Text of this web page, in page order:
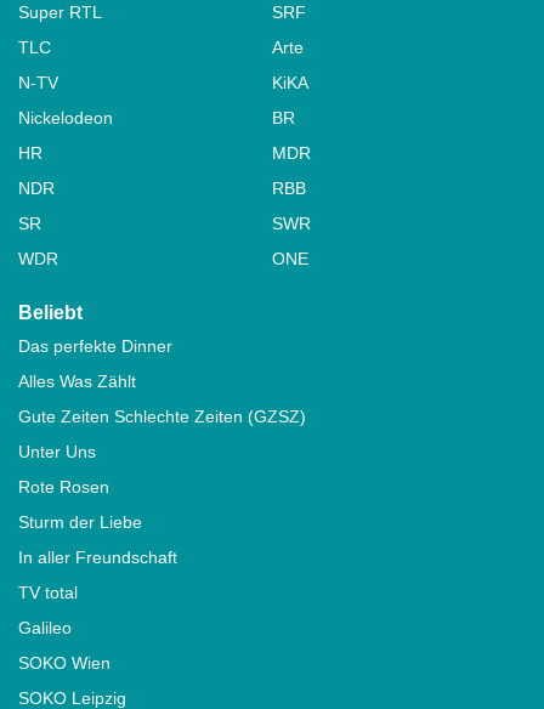
Super RTL
SRF
TLC
Arte
N-TV
KiKA
Nickelodeon
BR
HR
MDR
NDR
RBB
SR
SWR
WDR
ONE
Beliebt
Das perfekte Dinner
Alles Was Zählt
Gute Zeiten Schlechte Zeiten (GZSZ)
Unter Uns
Rote Rosen
Sturm der Liebe
In aller Freundschaft
TV total
Galileo
SOKO Wien
SOKO Leipzig